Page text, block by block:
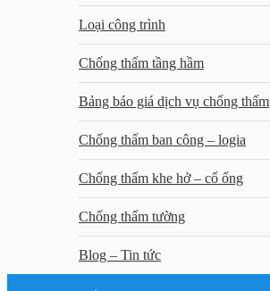
Loại công trình
Chống thấm tầng hầm
Bảng báo giá dịch vụ chống thấm
Chống thấm ban công – logia
Chống thấm khe hở – cổ ống
Chống thấm tường
Blog – Tin tức